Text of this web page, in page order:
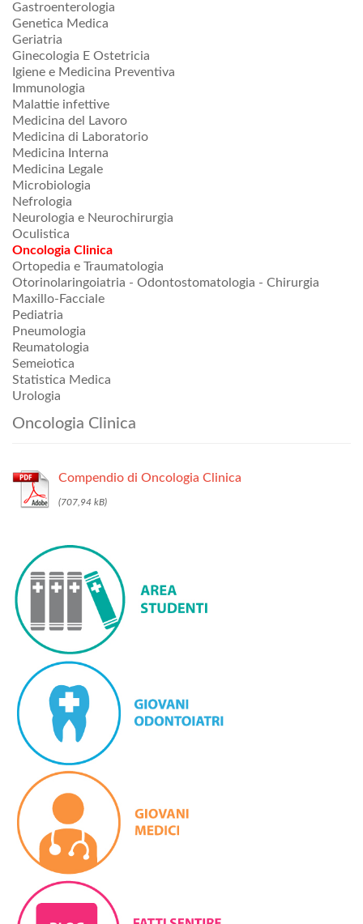
Gastroenterologia
Genetica Medica
Geriatria
Ginecologia E Ostetricia
Igiene e Medicina Preventiva
Immunologia
Malattie infettive
Medicina del Lavoro
Medicina di Laboratorio
Medicina Interna
Medicina Legale
Microbiologia
Nefrologia
Neurologia e Neurochirurgia
Oculistica
Oncologia Clinica
Ortopedia e Traumatologia
Otorinolaringoiatria - Odontostomatologia - Chirurgia
Maxillo-Facciale
Pediatria
Pneumologia
Reumatologia
Semeiotica
Statistica Medica
Urologia
Oncologia Clinica
Compendio di Oncologia Clinica